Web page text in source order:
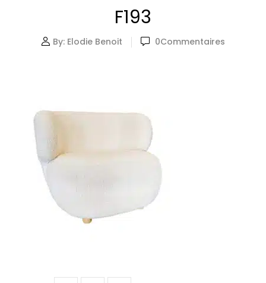
F193
By: Elodie Benoit 0Commentaires